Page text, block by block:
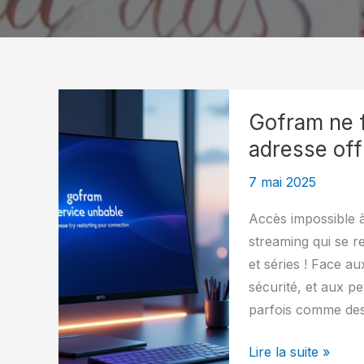
Gofram ne
adresse
7 mai 2025
Accès impossible
streaming qui se
et séries ! Face
sécurité, et aux
parfois comme
Gofram
Lire la suite »